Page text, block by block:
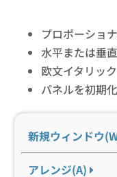
新規ウィンドウ
アレンジ(A)
プロポーショ
水平または垂
欧文イタリック
パネルを初期化